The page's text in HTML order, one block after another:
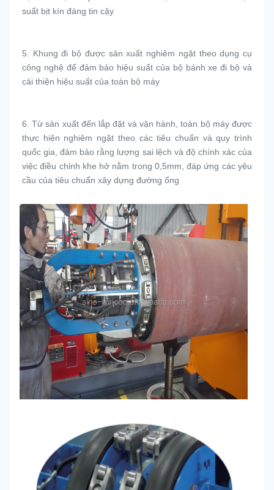
suất bịt kín đáng tin cậy
5. Khung đi bộ được sản xuất nghiêm ngặt theo dụng cụ
công nghệ để đảm bảo hiệu suất của bộ bánh xe đi bộ và
cải thiện hiệu suất của toàn bộ máy
6. Từ sản xuất đến lắp đặt và vận hành, toàn bộ máy được
thực hiện nghiêm ngặt theo các tiêu chuẩn và quy trình
quốc gia, đảm bảo rằng lượng sai lệch và độ chính xác của
việc điều chỉnh khe hở nằm trong 0,5mm, đáp ứng các yêu
cầu của tiêu chuẩn xây dựng đường ống